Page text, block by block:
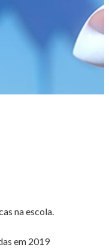
na escola.
em 2019